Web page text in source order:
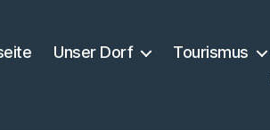
Unser Dorf Tourismus